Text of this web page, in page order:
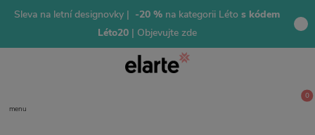
Sleva na letní designovky | -20 % na kategorii Léto s kódem
Léto20 | Objevujte zde
menu
0